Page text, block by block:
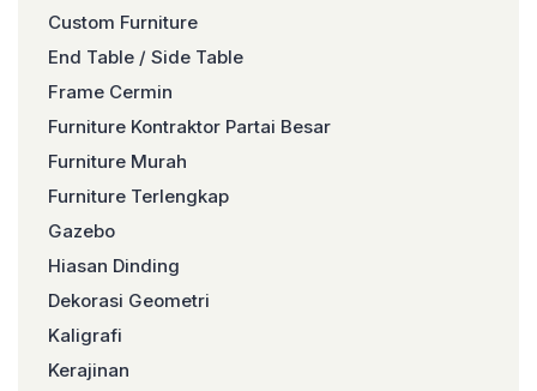
Custom Furniture
End Table / Side Table
Frame Cermin
Furniture Kontraktor Partai Besar
Furniture Murah
Furniture Terlengkap
Gazebo
Hiasan Dinding
Dekorasi Geometri
Kaligrafi
Kerajinan